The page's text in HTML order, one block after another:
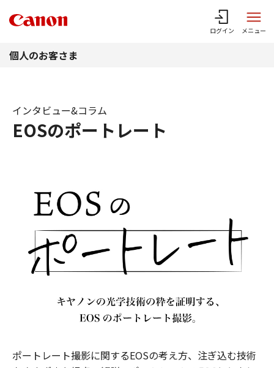
ログイン メニュー
個人のお客さま
EOSのポートレート
インタビュー&コラム
ポートレート撮影に関するEOSの考え方、注ぎ込む技術